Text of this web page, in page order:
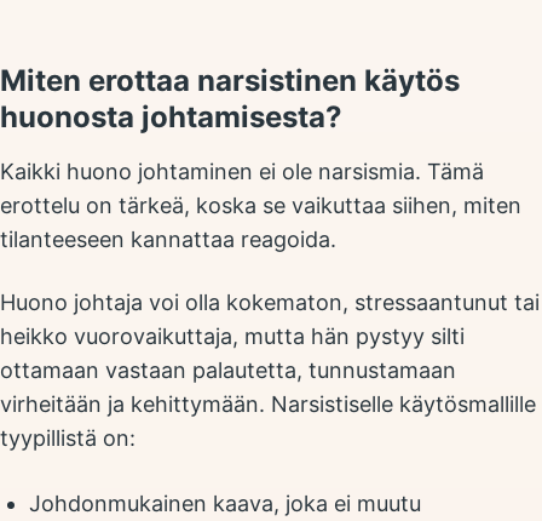
Miten erottaa narsistinen käytös
huonosta johtamisesta?
Kaikki huono johtaminen ei ole narsismia. Tämä
erottelu on tärkeä, koska se vaikuttaa siihen, miten
tilanteeseen kannattaa reagoida.
Huono johtaja voi olla kokematon, stressaantunut tai
heikko vuorovaikuttaja, mutta hän pystyy silti
ottamaan vastaan palautetta, tunnustamaan
virheitään ja kehittymään. Narsistiselle käytösmallille
tyypillistä on:
Johdonmukainen kaava, joka ei muutu